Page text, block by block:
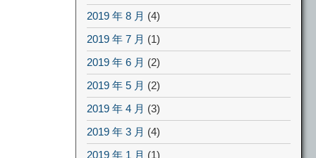
2019 年 8 月 (4)
2019 年 7 月 (1)
2019 年 6 月 (2)
2019 年 5 月 (2)
2019 年 4 月 (3)
2019 年 3 月 (4)
2019 年 1 月 (1)